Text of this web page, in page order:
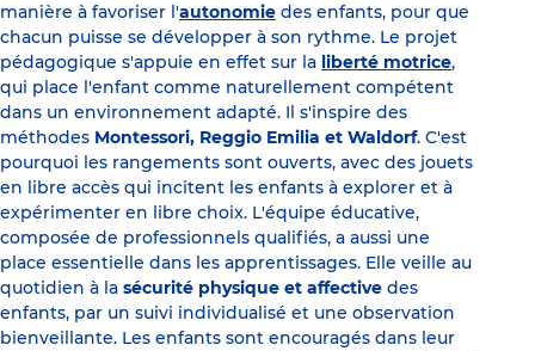
manière à favoriser l'autonomie des enfants, pour que
chacun puisse se développer à son rythme. Le projet
pédagogique s'appuie en effet sur la liberté motrice,
qui place l'enfant comme naturellement compétent
dans un environnement adapté. Il s'inspire des
méthodes Montessori, Reggio Emilia et Waldorf. C'est
pourquoi les rangements sont ouverts, avec des jouets
en libre accès qui incitent les enfants à explorer et à
expérimenter en libre choix. L'équipe éducative,
composée de professionnels qualifiés, a aussi une
place essentielle dans les apprentissages. Elle veille au
quotidien à la sécurité physique et affective des
enfants, par un suivi individualisé et une observation
bienveillante. Les enfants sont encouragés dans leur